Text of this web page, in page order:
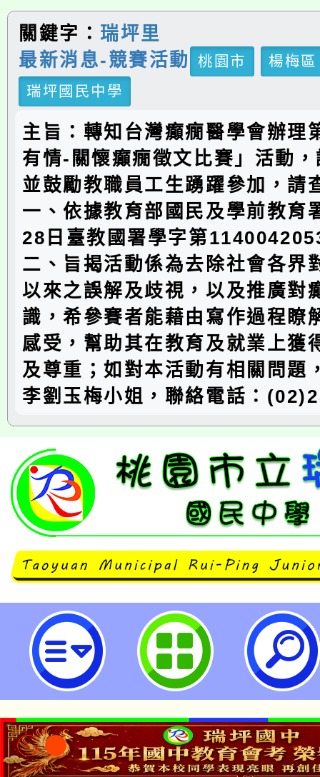
關鍵字： 瑞坪里
最新消息-競賽活動
桃園市
楊梅區
瑞坪國民中學
主旨：轉知台灣癲癇醫學會辦理
有情-關懷癲癇徵文比賽」活動
並鼓勵教職員工生踴躍參加，請
一、依據教育部國民及學前教育
28日臺教國署學字第
二、旨揭活動係為去除社會各界
以來之誤解及歧視，以及推廣對
識，希參賽者能藉由寫作過程瞭
感受，幫助其在教育及就業上獲
及尊重；如對本活動有相關問題
李劉玉梅小姐，聯絡電話：
第23屆「人間有情-關懷癲癇徵文
市立瑞坪國民中學